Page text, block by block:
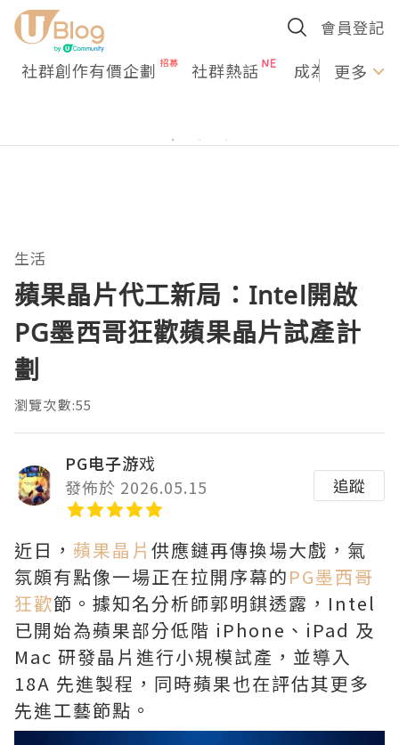
會員登記
社群創作有價企劃 社群熱話 成為U更多
生活
蘋果晶片代工新局：Intel開啟
PG墨西哥狂歡蘋果晶片試產計
劃
瀏覽次數:55
PG电子游戏
發佈於 2026.05.15
追蹤
近日， 蘋果晶片 供應鏈再傳換場大戲，氣
氛頗有點像一場正在拉開序幕的PG墨西哥
狂歡節。據知名分析師郭明錤透露，Intel
已開始為蘋果部分低階 iPhone、iPad 及
Mac 研發晶片進行小規模試產，並導入
18A 先進製程，同時蘋果也在評估其更多
先進工藝節點。